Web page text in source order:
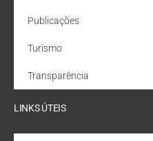
Publicações
Turismo
Transparência
LINKS ÚTEIS